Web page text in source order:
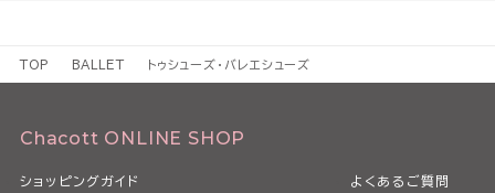
TOP BALLET トゥシューズ・バレエシューズ
Chacott ONLINE SHOP
ショッピングガイド よくあるご質問